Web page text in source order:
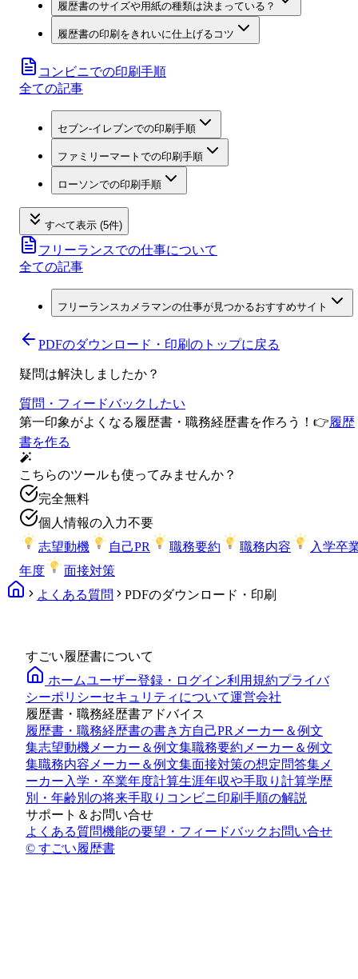
履歴書のサイズや用紙の種類は決まっている？
履歴書の印刷をきれいに仕上げるコツ
コンビニでの印刷手順
全ての記事
セブン‐イレブンでの印刷手順
ファミリーマートでの印刷手順
ローソンでの印刷手順
すべて表示 (5件)
フリーランスでの仕事について
全ての記事
フリーランスカメラマンの仕事が見つかるおすすめサイト
PDFのダウンロード・印刷のトップに戻る
疑問は解決しましたか？
質問・フィードバックしたい
第一印象がよくなる履歴書・職務経歴書を作ろう！ 👉履歴
書を作る
こちらのツールも使ってみませんか？
完全無料
個人情報の入力不要
志望動機
自己PR 職務要約 職務内容
入学卒
年度
面接対策
よくある質問
PDFのダウンロード・印刷
すごい履歴書について
ホームユーザー登録・ログイン利用規約プライバ
シーポリシーセキュリティについて運営会社
履歴書・職務経歴書アドバイス
履歴書・職務経歴書の書き方自己PRメーカー＆例文
集志望動機メーカー＆例文集職務要約メーカー＆例文
集職務内容メーカー＆例文集面接対策の想定問答集メ
ーカー 入学・卒業年度計算生涯年収や手取り計算学歴
別・年齢別の将来手取り コンビニ印刷手順の解説
サポート＆お問い合せ
よくある質問機能の要望・フィードバックお問い合せ
© すごい履歴書